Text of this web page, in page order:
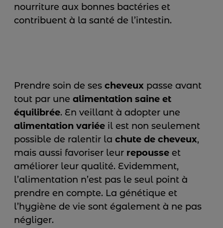
nourriture aux bonnes bactéries et
contribuent à la santé de l’intestin.
Prendre soin de ses cheveux passe avant
tout par une alimentation saine et
équilibrée. En veillant à adopter une
alimentation variée il est non seulement
possible de ralentir la chute de cheveux,
mais aussi favoriser leur repousse et
améliorer leur qualité. Evidemment,
l’alimentation n’est pas le seul point à
prendre en compte. La génétique et
l’hygiène de vie sont également à ne pas
négliger.